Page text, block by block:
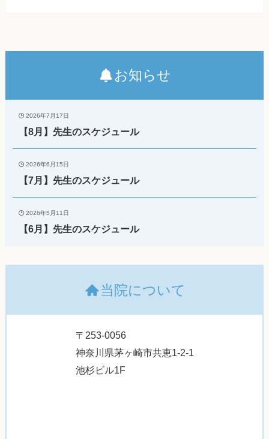
お知らせ
2026年7月17日
【8月】先生のスケジュール
2026年6月15日
【7月】先生のスケジュール
2026年5月11日
【6月】先生のスケジュール
当院について
〒253-0056
神奈川県茅ヶ崎市共恵1-2-1
池杉ビル1F